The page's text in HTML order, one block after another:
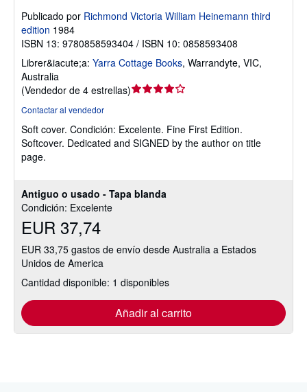
Antiguo o usado - Tapa blanda
Condición: Excelente
EUR 37,74
EUR 33,75 gastos de envío desde Australia a Estados
Unidos de America
Cantidad disponible: 1 disponibles
Añadir al carrito
Publicado por Richmond Victoria William Heinemann third
edition 1984
ISBN 13: 9780858593404 / ISBN 10: 0858593408
Librer&iacute;a: Yarra Cottage Books, Warrandyte, VIC,
Australia
(Vendedor de 4 estrellas)Calificación
4
de
Contactar al vendedor
Soft cover. Condición: Excelente. Fine First Edition.
Softcover. Dedicated and SIGNED by the author on title
page.